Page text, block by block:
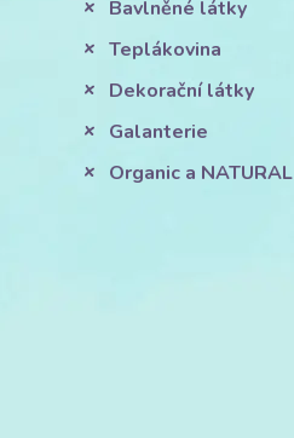
Bavlněné látky
Teplákovina
Dekorační látky
Galanterie
Organic a NATURAL